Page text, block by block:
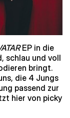
EP in die
schlau und voll
bringt.
die 4 Jungs
passend zur
hier von picky